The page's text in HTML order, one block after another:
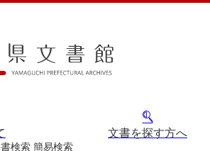
文書を探す方へ
検索 簡易検索